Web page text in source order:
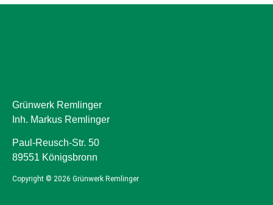
Grünwerk Remlinger
Inh. Markus Remlinger
Paul-Reusch-Str. 50
89551 Königsbronn
Copyright © 2026 Grünwerk Remlinger